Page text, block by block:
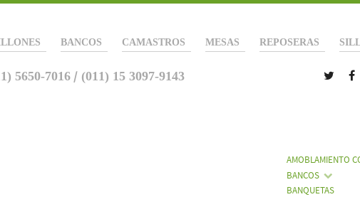
BANCOS CAMASTROS MESAS REPOSERAS
5650-7016 / (011) 15 3097-9143
AMOBLAMIENTO
BANCOS
BANQUETAS